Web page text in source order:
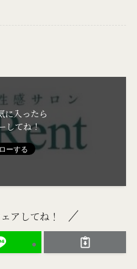
に入ったら
してね！
アしてね！